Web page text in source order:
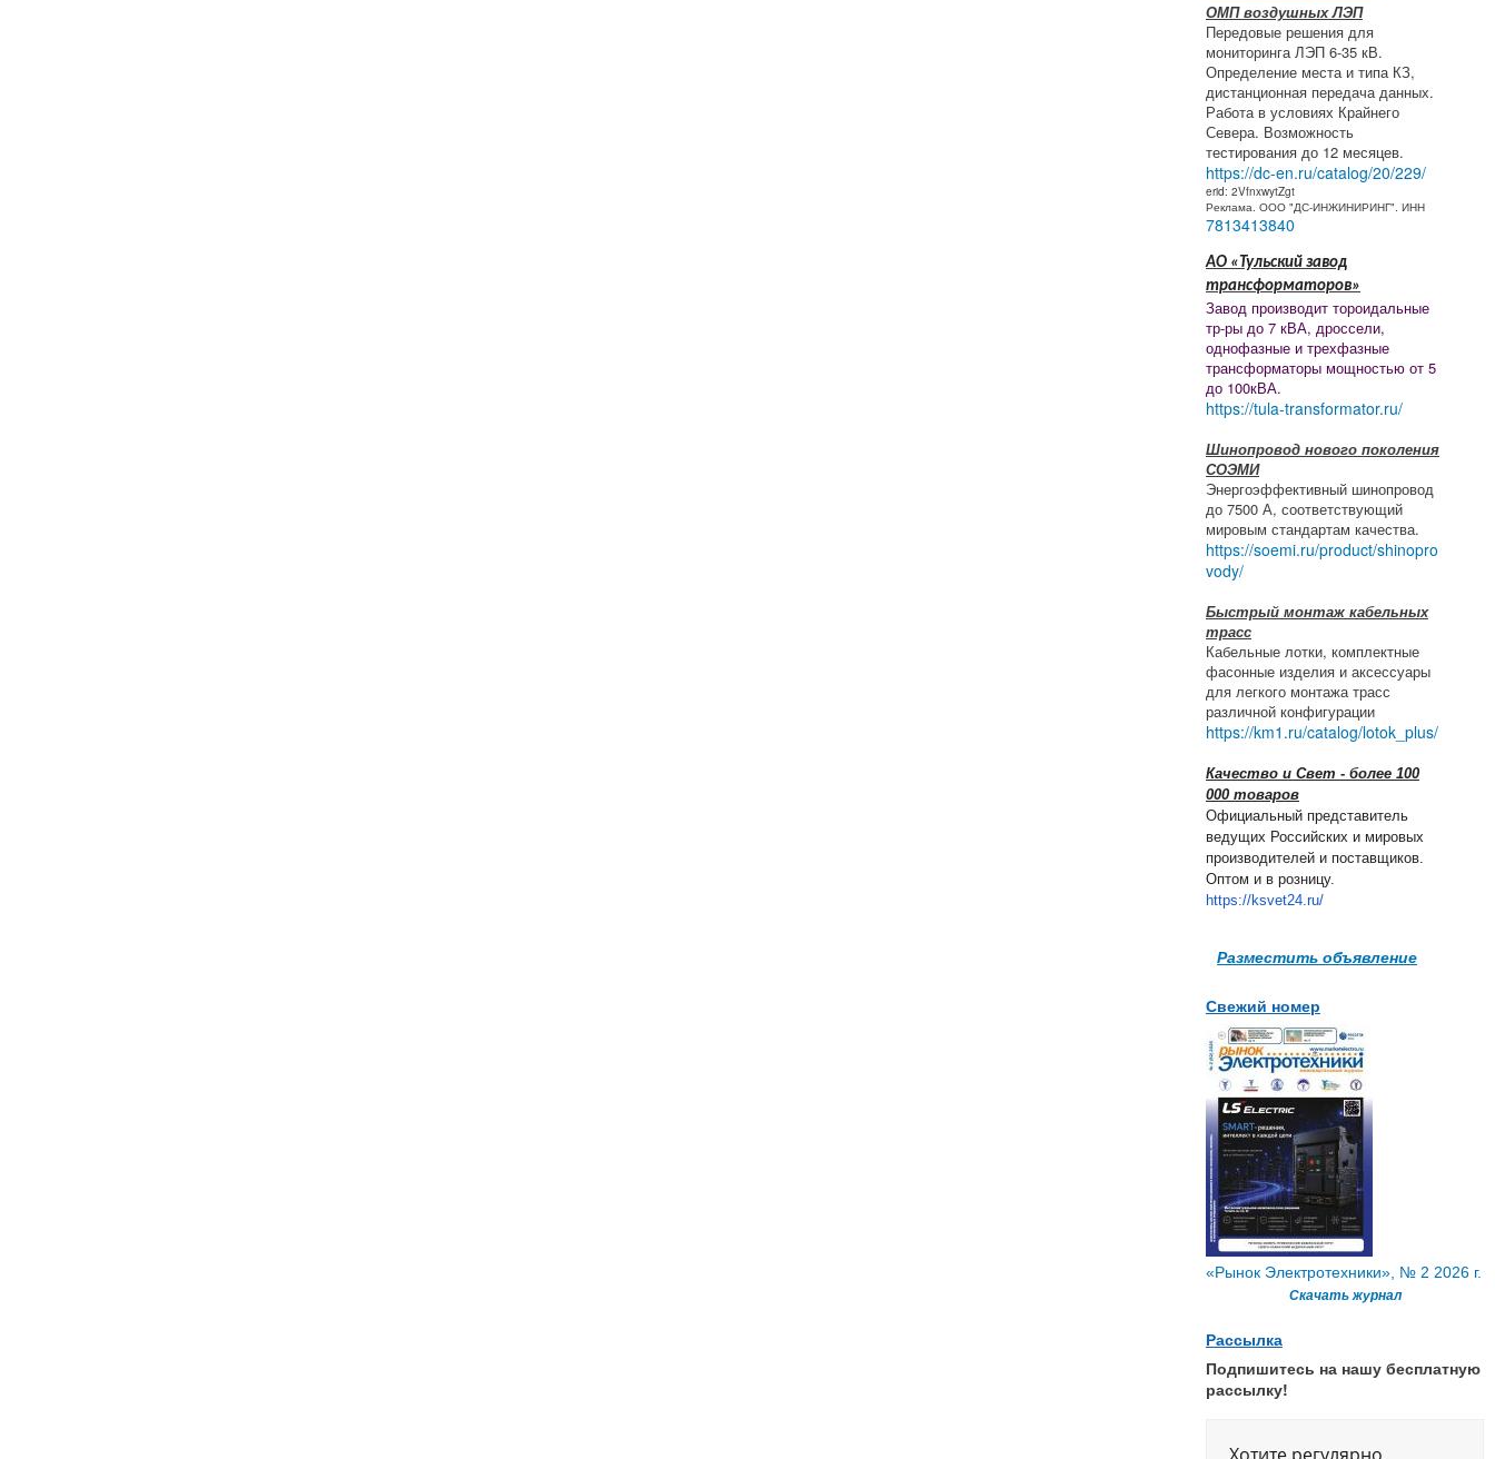
ОМП воздушных ЛЭП
Передовые решения для
мониторинга ЛЭП 6-35 кВ.
Определение места и типа КЗ,
дистанционная передача данных.
Работа в условиях Крайнего
Севера. Возможность
тестирования до 12 месяцев.
https://dc-en.ru/catalog/20/229/
erid: 2VfnxwytZgt
Реклама. ООО "ДС-ИНЖИНИРИНГ". ИНН
7813413840
АО «Тульский завод
трансформаторов»
Завод производит тороидальные
тр-ры до 7 кВА, дроссели,
однофазные и трехфазные
трансформаторы мощностью от 5
до 100кВА.
https://tula-transformator.ru/
Шинопровод нового поколения
СОЭМИ
Энергоэффективный шинопровод
до 7500 А, соответствующий
мировым стандартам качества.
https://soemi.ru/product/shinopro
vody/
Быстрый монтаж кабельных
трасс
Кабельные лотки, комплектные
фасонные изделия и аксессуары
для легкого монтажа трасс
различной конфигурации
https://km1.ru/catalog/lotok_plus/
Качество и Свет - более 100
000 товаров
Официальный представитель
ведущих Российских и мировых
производителей и поставщиков.
Оптом и в розницу.
https://ksvet24.ru/
Разместить объявление
Свежий номер
«Рынок Электротехники», № 2 2026 г.
Скачать журнал
Рассылка
Подпишитесь на нашу бесплатную
рассылку!